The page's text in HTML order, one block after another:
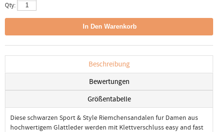
Qty:
Beschreibung
Bewertungen
Größentabelle
Diese schwarzen Sport & Style Riemchensandalen fur Damen aus
hochwertigem Glattleder werden mit Klettverschluss easy and fast